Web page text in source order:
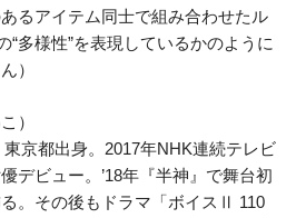
るアイテム同士で組み合わせたル
“多様性”を表現しているかのように
）
）
京都出身。2017年NHK連続テレビ
デビュー。’18年『半神』で舞台初
。その後もドラマ「ボイスⅡ 110